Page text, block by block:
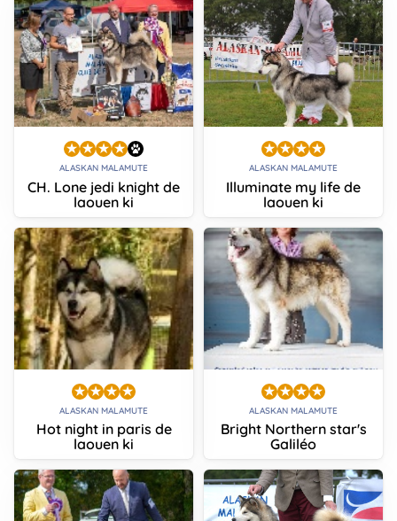
ALASKAN MALAMUTE
CH. Lone jedi knight de
laouen ki
ALASKAN MALAMUTE
Illuminate my life de
laouen ki
ALASKAN MALAMUTE
Hot night in paris de
laouen ki
ALASKAN MALAMUTE
Bright Northern star's
Galiléo